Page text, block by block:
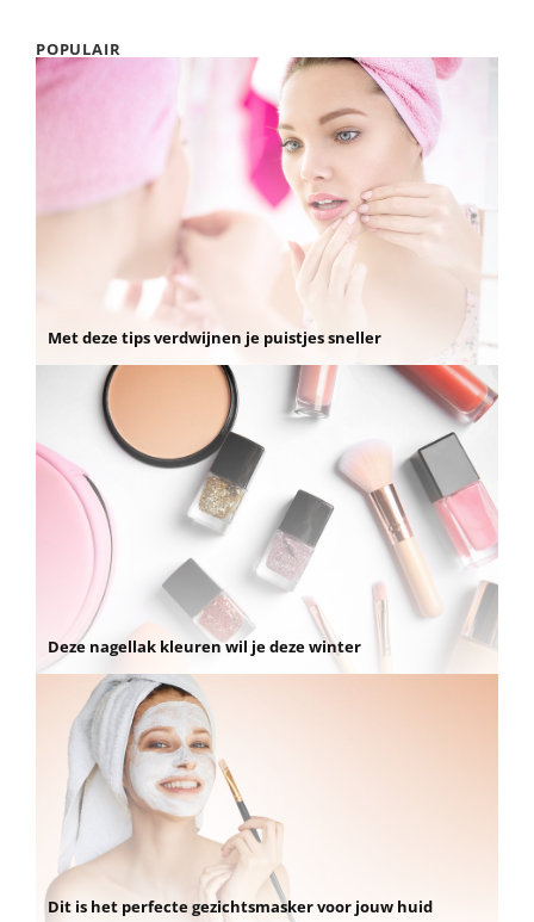
POPULAIR
Met deze tips verdwijnen je puistjes sneller
Deze nagellak kleuren wil je deze winter
Dit is het perfecte gezichtsmasker voor jouw huid